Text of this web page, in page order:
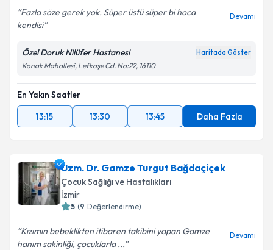
Fazla söze gerek yok. Süper üstü süper bi hoca
kendisi
Devamı
Özel Doruk Nilüfer Hastanesi Haritada Göster
Konak Mahallesi, Lefkoşe Cd. No:22, 16110
En Yakın Saatler
13:15
13:30 13:45 Daha Fazla
Uzm. Dr. Gamze Turgut Bağdaçiçek
Çocuk Sağlığı ve Hastalıkları
İzmir
5 (9 Değerlendirme)
Kızımın bebeklikten itibaren takibini yapan Gamze
hanım sakinliği, çocuklarla ...
Devamı